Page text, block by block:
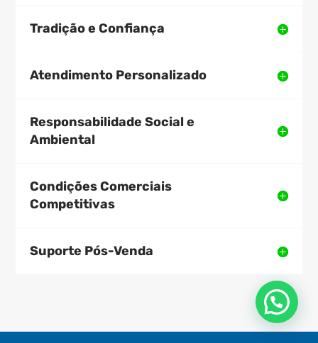
Tradição e Confiança
Atendimento Personalizado
Responsabilidade Social e
Ambiental
Condições Comerciais
Competitivas
Suporte Pós-Venda